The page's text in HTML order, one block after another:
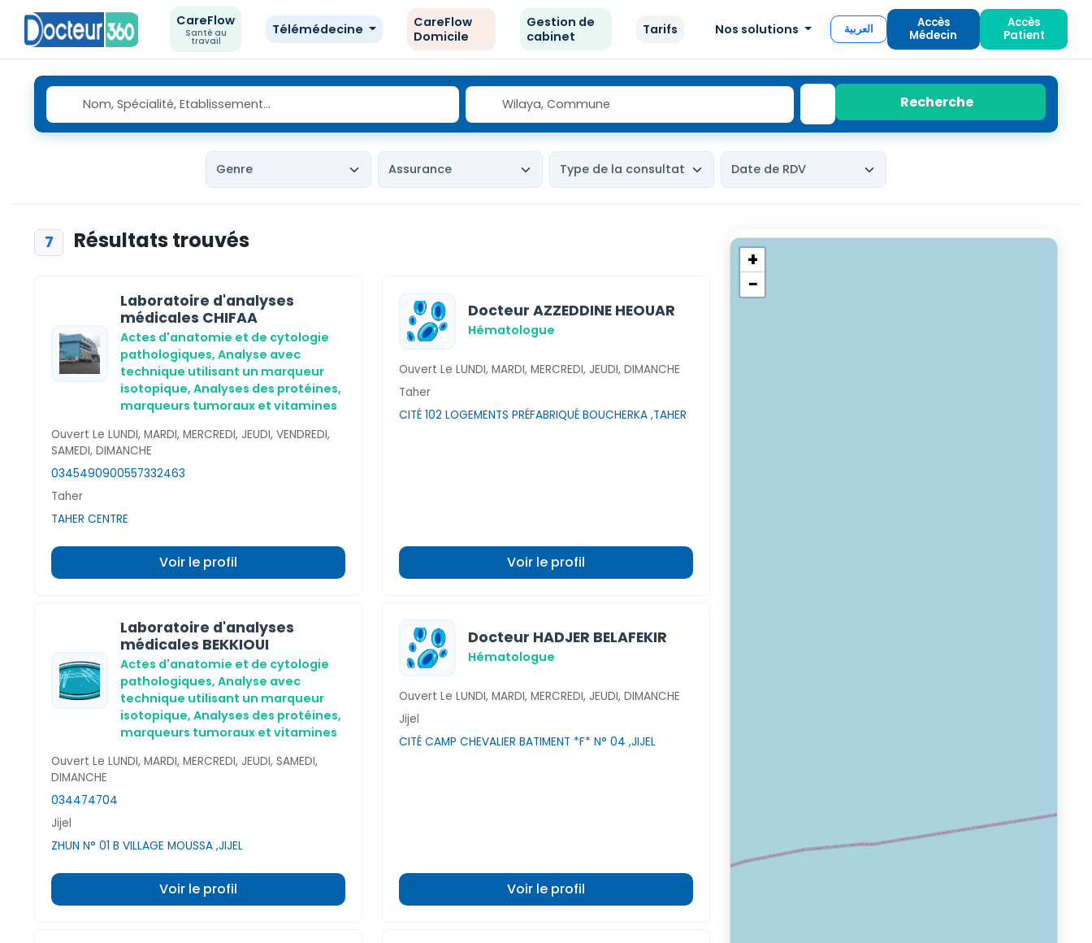
CareFlow
Santé au
travail
Télémédecine
CareFlow
Domicile
Gestion de
cabinet
Tarifs Nos solutions العربية
Accès
Médecin
Accès
Patient
Recherche
7 Résultats trouvés
Laboratoire d'analyses
médicales CHIFAA
Actes d'anatomie et de cytologie
pathologiques, Analyse avec
technique utilisant un marqueur
isotopique, Analyses des protéines,
marqueurs tumoraux et vitamines
Ouvert Le LUNDI, MARDI, MERCREDI, JEUDI, VENDREDI,
SAMEDI, DIMANCHE
0345490900557332463
Taher
TAHER CENTRE
Voir le profil
Docteur AZZEDDINE HEOUAR
Hématologue
Ouvert Le LUNDI, MARDI, MERCREDI, JEUDI, DIMANCHE
Taher
CITÉ 102 LOGEMENTS PRÉFABRIQUÉ BOUCHERKA ,TAHER
Voir le profil
Laboratoire d'analyses
médicales BEKKIOUI
Actes d'anatomie et de cytologie
pathologiques, Analyse avec
technique utilisant un marqueur
isotopique, Analyses des protéines,
marqueurs tumoraux et vitamines
Ouvert Le LUNDI, MARDI, MERCREDI, JEUDI, SAMEDI,
DIMANCHE
034474704
Jijel
ZHUN N° 01 B VILLAGE MOUSSA ,JIJEL
Voir le profil
Docteur HADJER BELAFEKIR
Hématologue
Ouvert Le LUNDI, MARDI, MERCREDI, JEUDI, DIMANCHE
Jijel
CITÉ CAMP CHEVALIER BATIMENT *F* N° 04 ,JIJEL
Voir le profil
+
−